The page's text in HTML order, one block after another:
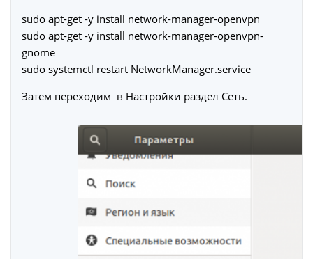
sudo apt-get -y install network-manager-openvpn
sudo apt-get -y install network-manager-openvpn-
gnome
sudo systemctl restart NetworkManager.service
Затем переходим в Настройки раздел Сеть.